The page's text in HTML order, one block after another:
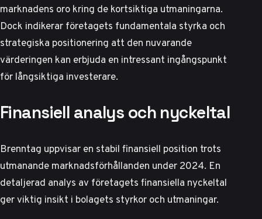
marknadens oro kring de kortsiktiga utmaningarna.
Dock indikerar företagets fundamentala styrka och
strategiska positionering att den nuvarande
värderingen kan erbjuda en intressant ingångspunkt
för långsiktiga investerare.
Finansiell analys och nyckeltal
Brenntag uppvisar en stabil finansiell position trots
utmanande marknadsförhållanden under 2024. En
detaljerad analys av företagets finansiella nyckeltal
ger viktig insikt i bolagets styrkor och utmaningar.